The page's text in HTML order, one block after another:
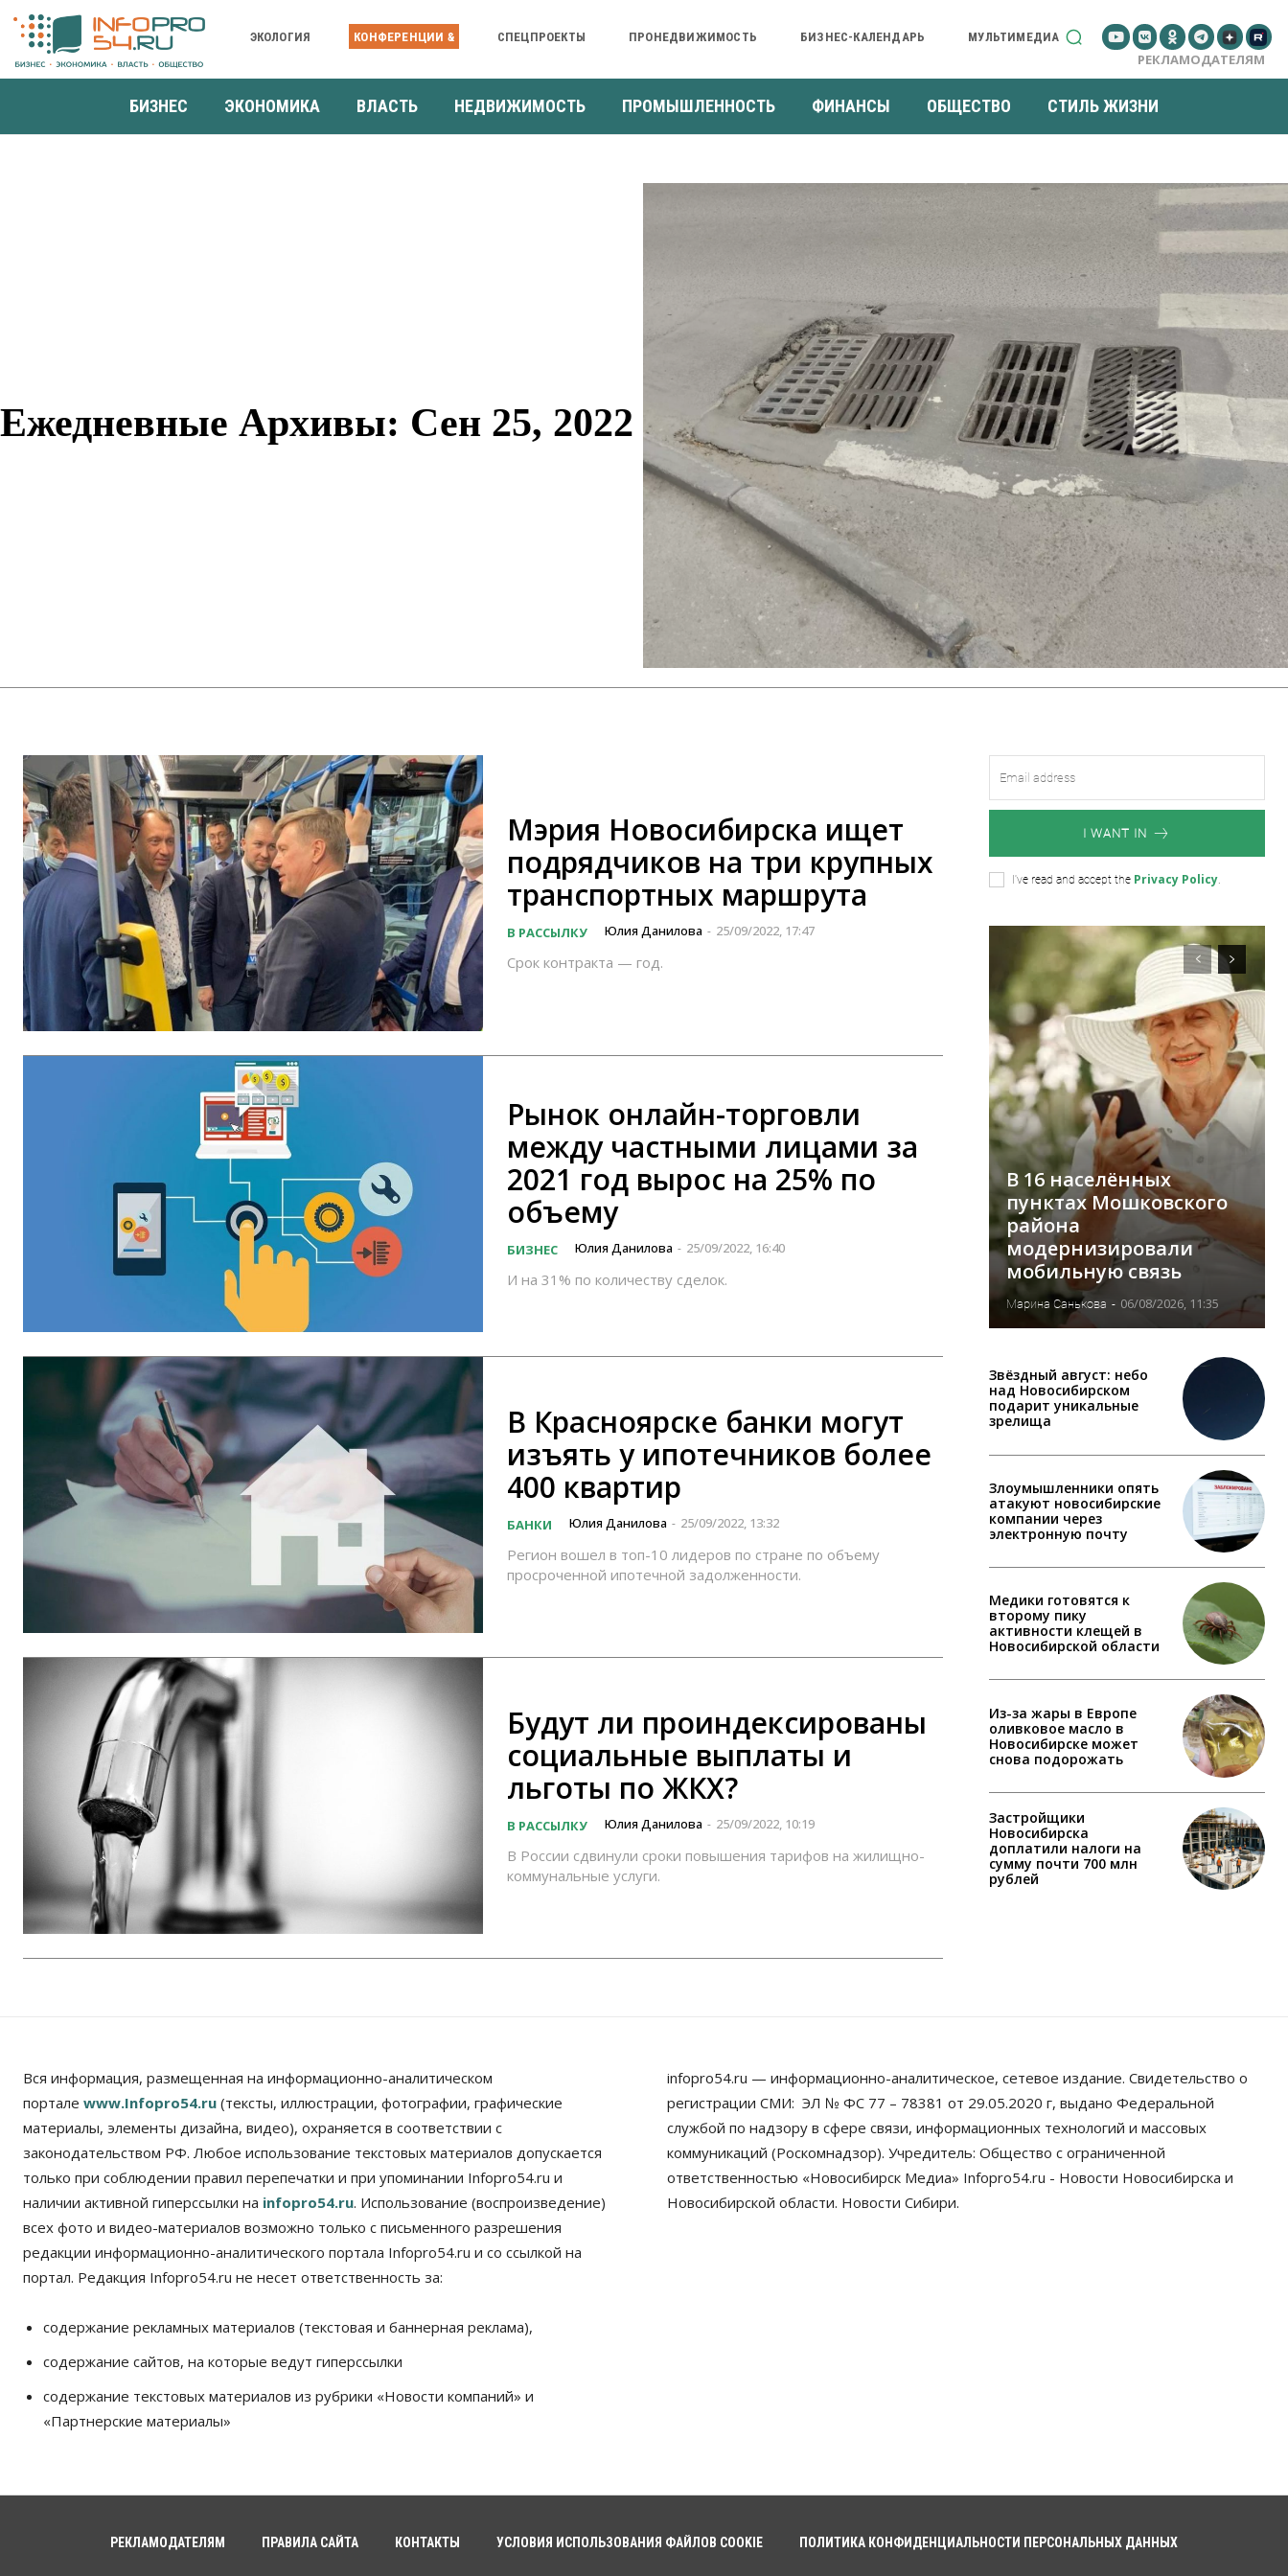
ЭКОЛОГИЯ КОНФЕРЕНЦИИ & СПЕЦПРОЕКТЫ ПРОНЕДВИЖИМОСТЬ БИЗНЕС-КАЛЕНДАРЬ МУЛЬТИМЕДИА
РЕКЛАМОДАТЕЛЯМ
БИЗНЕС ЭКОНОМИКА ВЛАСТЬ НЕДВИЖИМОСТЬ ПРОМЫШЛЕННОСТЬ ФИНАНСЫ ОБЩЕСТВО СТИЛЬ ЖИЗНИ
Ежедневные Архивы: Сен 25, 2022
Мэрия Новосибирска ищет
подрядчиков на три крупных
транспортных маршрута
В РАССЫЛКУ Юлия Данилова - 25/09/2022, 17:47
Срок контракта — год.
Рынок онлайн-торговли
между частными лицами за
2021 год вырос на 25% по
объему
БИЗНЕС Юлия Данилова - 25/09/2022, 16:40
И на 31% по количеству сделок.
В Красноярске банки могут
изъять у ипотечников более
400 квартир
БАНКИ Юлия Данилова - 25/09/2022, 13:32
Регион вошел в топ-10 лидеров по стране по объему
просроченной ипотечной задолженности.
Будут ли проиндексированы
социальные выплаты и
льготы по ЖКХ?
В РАССЫЛКУ Юлия Данилова - 25/09/2022, 10:19
В России сдвинули сроки повышения тарифов на жилищно-
коммунальные услуги.
I WANT IN
I've read and accept the Privacy Policy
В 16 населённых
пунктах Мошковского
района
модернизировали
мобильную связь
Марина Санькова - 06/08/2026, 11:35
Звёздный август: небо
над Новосибирском
подарит уникальные
зрелища
Злоумышленники опять
атакуют новосибирские
компании через
электронную почту
Медики готовятся к
второму пику
активности клещей в
Новосибирской области
Из-за жары в Европе
оливковое масло в
Новосибирске может
снова подорожать
Застройщики
Новосибирска
доплатили налоги на
сумму почти 700 млн
рублей
Вся информация, размещенная на информационно-аналитическом
портале www.Infopro54.ru (тексты, иллюстрации, фотографии, графические
материалы, элементы дизайна, видео), охраняется в соответствии с
законодательством РФ. Любое использование текстовых материалов допускается
только при соблюдении правил перепечатки и при упоминании Infopro54.ru и
наличии активной гиперссылки на infopro54.ru. Использование (воспроизведение)
всех фото и видео-материалов возможно только с письменного разрешения
редакции информационно-аналитического портала Infopro54.ru и со ссылкой на
портал. Редакция Infopro54.ru не несет ответственность за:
содержание рекламных материалов (текстовая и баннерная реклама),
содержание сайтов, на которые ведут гиперссылки
содержание текстовых материалов из рубрики «Новости компаний» и
«Партнерские материалы»
infopro54.ru — информационно-аналитическое, сетевое издание. Свидетельство о
регистрации СМИ: ЭЛ № ФС 77 – 78381 от 29.05.2020 г, выдано Федеральной
службой по надзору в сфере связи, информационных технологий и массовых
коммуникаций (Роскомнадзор). Учредитель: Общество с ограниченной
ответственностью «Новосибирск Медиа» Infopro54.ru - Новости Новосибирска и
Новосибирской области. Новости Сибири.
РЕКЛАМОДАТЕЛЯМ ПРАВИЛА САЙТА КОНТАКТЫ УСЛОВИЯ ИСПОЛЬЗОВАНИЯ ФАЙЛОВ COOKIE ПОЛИТИКА КОНФИДЕНЦИАЛЬНОСТИ ПЕРСОНАЛЬНЫХ ДАННЫХ